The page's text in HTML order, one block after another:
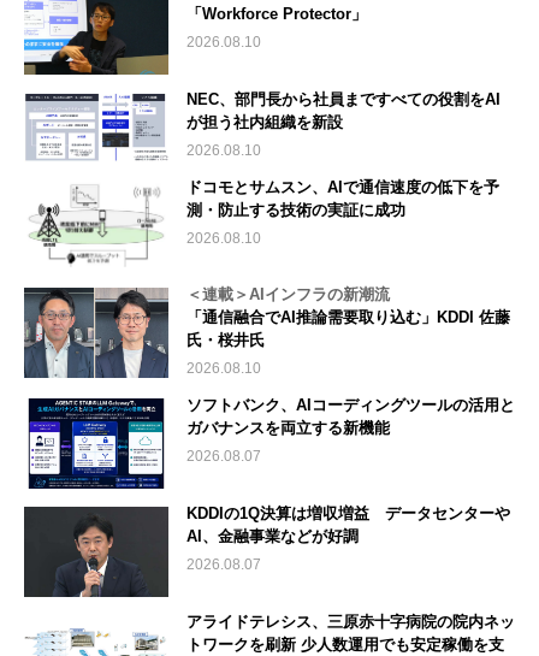
「Workforce Protector」
2026.08.10
NEC、部門長から社員まですべての役割をAI
が担う社内組織を新設
2026.08.10
ドコモとサムスン、AIで通信速度の低下を予
測・防止する技術の実証に成功
2026.08.10
＜連載＞AIインフラの新潮流
「通信融合でAI推論需要取り込む」KDDI 佐藤
氏・桜井氏
2026.08.10
ソフトバンク、AIコーディングツールの活用と
ガバナンスを両立する新機能
2026.08.07
KDDIの1Q決算は増収増益 データセンターや
AI、金融事業などが好調
2026.08.07
アライドテレシス、三原赤十字病院の院内ネッ
トワークを刷新 少人数運用でも安定稼働を支